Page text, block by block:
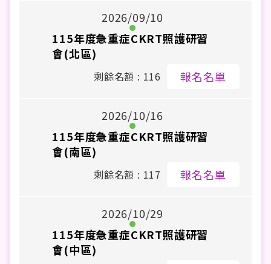
2026/09/10
115年度急重症CKRT照護研習
會(北區)
剩餘名額 : 116 報名名單
2026/10/16
115年度急重症CKRT照護研習
會(南區)
剩餘名額 : 117 報名名單
2026/10/29
115年度急重症CKRT照護研習
會(中區)